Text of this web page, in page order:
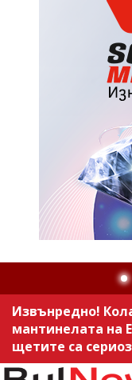
Извънредно!
мантинелата на
щетите са